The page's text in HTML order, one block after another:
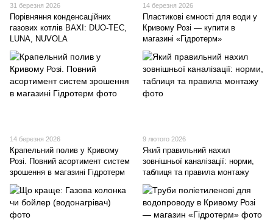
31 березня 2026
Порівняння конденсаційних
газових котлів BAXI: DUO-TEC,
LUNA, NUVOLA
14 березня 2026
Пластикові ємності для води у
Кривому Розі — купити в
магазині «Гідротерм»
14 березня 2026
Крапельний полив у Кривому
Розі. Повний асортимент систем
зрошення в магазині Гідротерм
9 лютого 2026
Який правильний нахил
зовнішньої каналізації: норми,
таблиця та правила монтажу